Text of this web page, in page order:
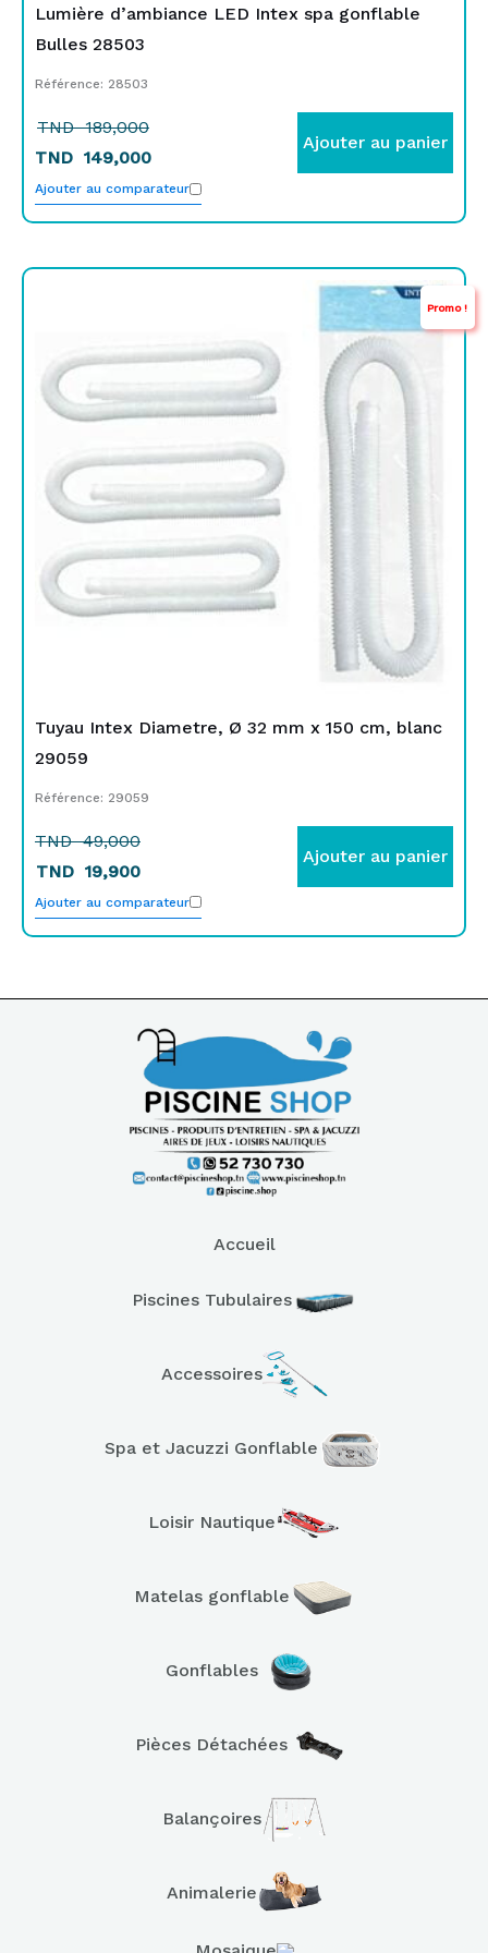
Lumière d’ambiance LED Intex spa gonflable
Bulles 28503
Référence: 28503
TND189,000
TND 149,000
Ajouter au panier
Ajouter au comparateur
Promo !
Tuyau Intex Diametre, Ø 32 mm x 150 cm, blanc
29059
Référence: 29059
TND49,000
TND
TND 19,900
TND
Ajouter au panier
Ajouter au comparateur
Accueil
Piscines Tubulaires
Accessoires
Spa et Jacuzzi Gonflable
Loisir Nautique
Matelas gonflable
Gonflables
Pièces Détachées
Balançoires
Animalerie